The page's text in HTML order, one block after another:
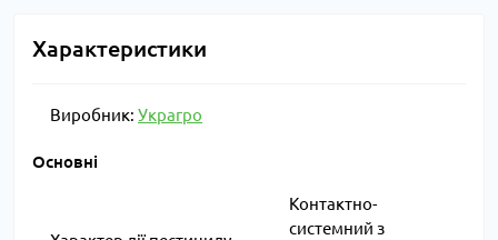
Характеристики
Виробник: Украгро
Основні
Контактно-
системний з